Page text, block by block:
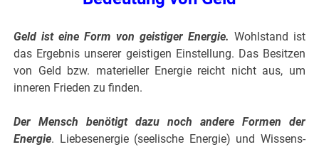
Geld ist eine Form von geistiger Energie. Wohlstand ist
das Ergebnis unserer geistigen Ein­stellung. Das Besitzen
von Geld bzw. materieller Energie reicht nicht aus, um
inneren Frieden zu finden.
Der Mensch benötigt dazu noch andere Formen der
Energie. Liebesenergie (seelische Energie) und Wissens­